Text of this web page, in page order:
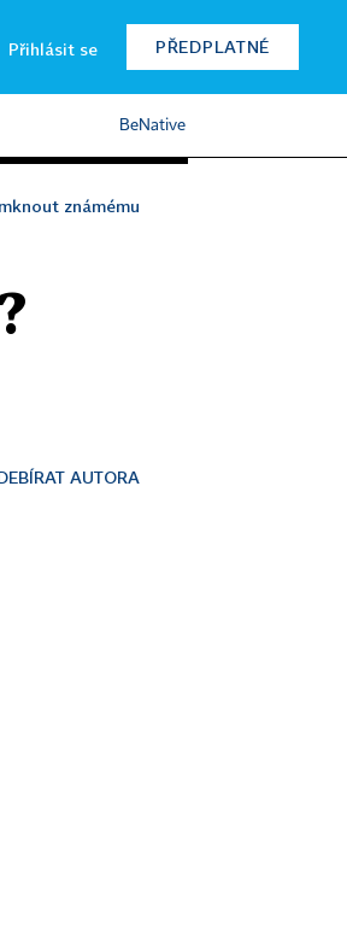
Přihlásit se PŘEDPLATNÉ
BeNative
známému
AUTORA